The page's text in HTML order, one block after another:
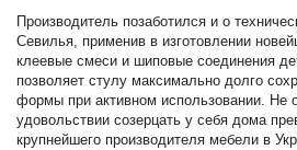
Производитель позаботился и о
Севилья, применив в изготовлении
клеевые смеси и шиповые соединения
позволяет стулу максимально долго
формы при активном использовании. Не
удовольствии созерцать у себя дома
крупнейшего производителя мебели в